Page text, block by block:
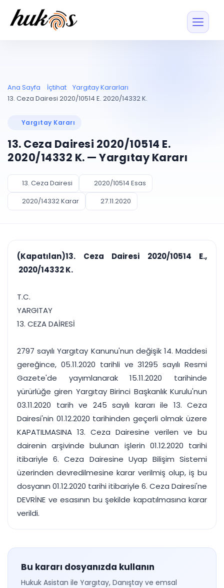
Entegrasyonu
UYAP ile otomatik
UYAP Evrak
Entegrasyonu
UETS Entegrasyonu
Tebligatları anında
Müvekkil ve taraf
Vekalet
PLANLAMA & TAKİP
Pano ve Takip
Duruşma ve görev
takvimi
Hatırlatma ve
takibi
Tek panelde uçtan uca yönetim
UYAP & UETS entegrasyonundan finansa, hepsi bir arada.
Blog
Ücretsiz Başlayın Giriş Yap
Ana Sayfa İçtihat
Yargıtay Kararları
13. Ceza Dairesi 2020/10514 E. 2020/14332 K.
Yargıtay Kararı
13. Ceza Dairesi 2020/10514 E.
2020/14332 K. — Yargıtay Kararı
13. Ceza Dairesi
2020/10514 Esas
2020/14332 Karar
27.11.2020
(Kapatılan)13. Ceza Dairesi 2020/10514 E.,
2020/14332 K.
T.C.
YARGITAY
13. CEZA DAİRESİ
2797 sayılı Yargıtay Kanunu'nun değişik 14. Maddesi
gereğince, 05.11.2020 tarihli ve 31295 sayılı Resmi
Gazete'de yayımlanarak 15.11.2020 tarihinde
yürürlüğe giren Yargıtay Birinci Başkanlık Kurulu'nun
03.11.2020 tarih ve 245 sayılı kararı ile 13. Ceza
Dairesi'nin 01.12.2020 tarihinden geçerli olmak üzere
KAPATILMASINA 13. Ceza Dairesine verilen ve bu
dairenin arşivinde bulunan işlerin 01.12.2020 tarihi
itibariyle 6. Ceza Dairesine Uyap Bilişim Sistemi
üzerinden devredilmesine karar verilmiş olup, iş bu
dosyanın 01.12.2020 tarihi itibariyle 6. Ceza Dairesi'ne
DEVRİNE ve esasının bu şekilde kapatılmasına karar
verildi.
Bu kararı dosyanızda kullanın
Hukuk Asistan ile Yargıtay, Danıştay ve emsal